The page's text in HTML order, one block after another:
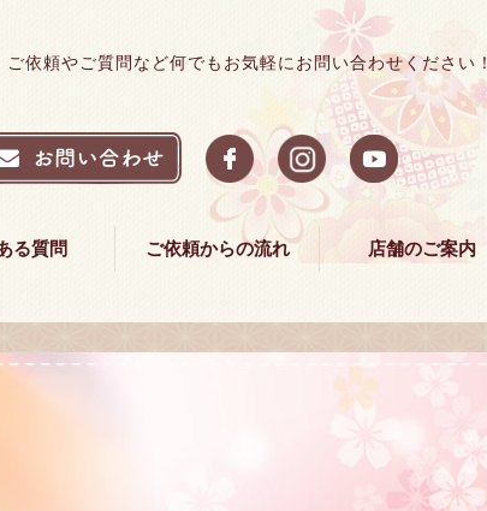
ご依頼やご質問など何でもお気軽にお問い合わせください！
る質問 ご依頼からの流れ 店舗のご案内